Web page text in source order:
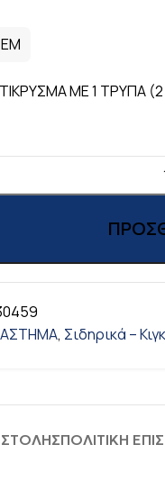
ΜΕ 1 ΤΡΥΠΑ
, Σιδηρικά –
ΠΟΛΙΤΙΚΗ